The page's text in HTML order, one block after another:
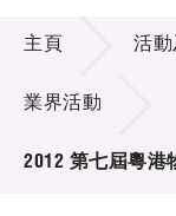
技術商品
項目及資
活動及消息
主頁 活動
業界活動
2012 第七屆粵港